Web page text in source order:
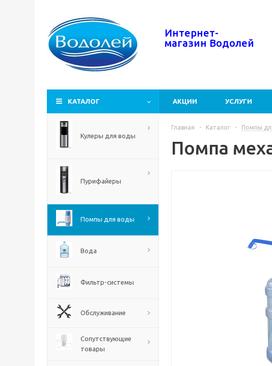
Интернет-
магазин Водолей
КАТАЛОГ АКЦИИ УСЛУГИ
Кулеры для воды
Пурифайеры
Помпы для воды
Вода
Фильтр-системы
Обслуживание
Сопутствующие
товары
Главная - Каталог - Помпы
Помпа